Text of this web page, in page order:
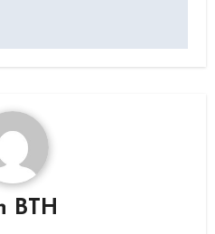
BTH